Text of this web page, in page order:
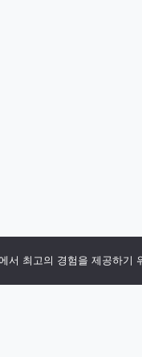
서 최고의 경험을 제공하